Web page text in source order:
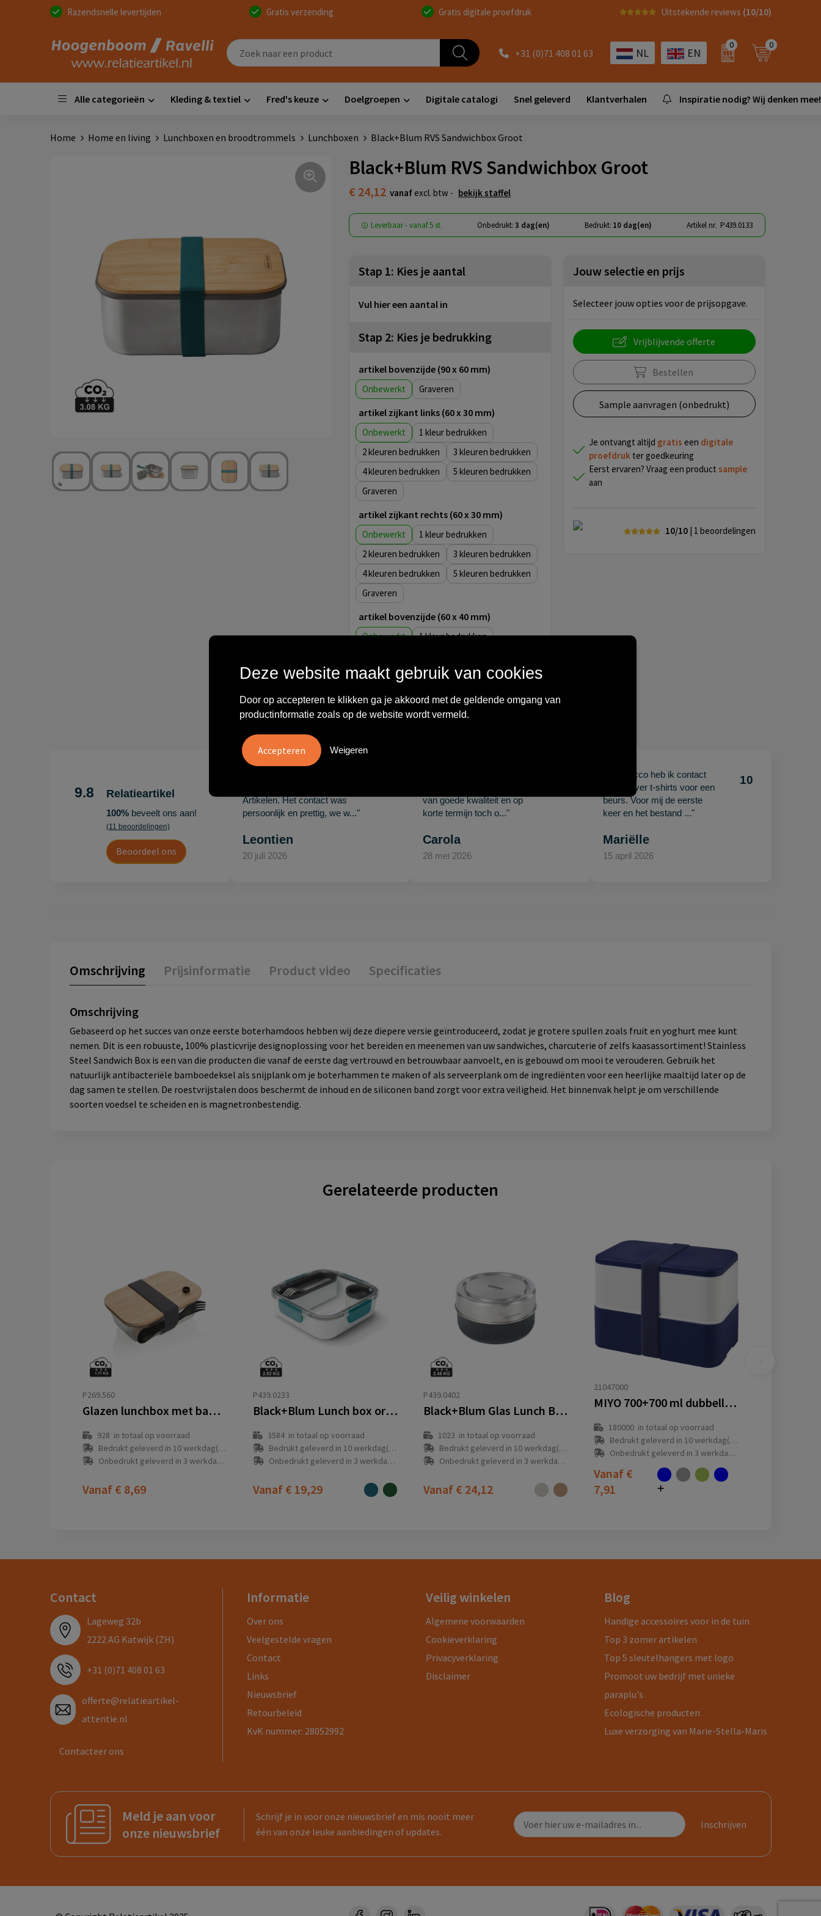
Razendsnelle levertijden Gratis verzending Gratis digitale proefdruk Uitstekende reviews (10/10)
+31 (0)71 408 01 63 NL EN
0 0
Alle categorieën Kleding & textiel Fred's keuze Doelgroepen Digitale catalogi Snel geleverd Klantverhalen Inspiratie nodig? Wij denken mee!
Home Home en living Lunchboxen en broodtrommels Lunchboxen Black+Blum RVS Sandwichbox Groot
Black+Blum RVS Sandwichbox Groot
€ 24,12 vanaf excl. btw - bekijk staffel
Leverbaar-vanaf5 st. Onbedrukt:3 dag(en) Bedrukt: 10 dag(en) Artikel nr. P439.0133
Stap 1: Kies je aantal
Vul hier een aantal in
Stap 2: Kies je bedrukking
artikel bovenzijde (90 x 60 mm)
Onbewerkt Graveren
artikel zijkant links (60 x 30 mm)
Onbewerkt
1
2
3
4
5
Graveren
artikel zijkant rechts (60 x 30 mm)
Onbewerkt
1
2
3
4
5
Graveren
artikel bovenzijde (60 x 40 mm)
Onbewerkt
1
4
5
Jouw selectie en prijs
Selecteer jouw opties voor de prijsopgave.
Vrijblijvende offerte
Bestellen
Sample aanvragen (onbedrukt)
Je ontvangt altijd gratis een digitale
proefdrukter goedkeuring
Eerst ervaren? Vraag een product sample
aan
10/10 | 1 beoordelingen
Wat anderen zeggen
9.8 Relatieartikel
100%beveelt ons aan!
(11 beoordelingen)
Beoordeel ons
Artikelen. Het contact was
persoonlijk en prettig, we w..."
Leontien
20 juli 2026
van goede kwaliteit en op
korte termijn toch o..."
Carola
28 mei 2026
"Met Jacco heb ik contact
gehad over t-shirts voor een
beurs. Voor mij de eerste
keer en het bestand ..."
10
Mariëlle
15 april 2026
Omschrijving Prijsinformatie Product video Specificaties
Omschrijving
Gebaseerd op het succes van onze eerste boterhamdoos hebben wij deze diepere versie geïntroduceerd, zodat je grotere spullen zoals fruit en yoghurt mee kunt
nemen. Dit is een robuuste, 100% plasticvrije designoplossing voor het bereiden en meenemen van uw sandwiches, charcuterie of zelfs kaasassortiment! Stainless
Steel Sandwich Box is een van die producten die vanaf de eerste dag vertrouwd en betrouwbaar aanvoelt, en is gebouwd om mooi te verouderen. Gebruik het
natuurlijk antibacteriële bamboedeksel als snijplank om je boterhammen te maken of als serveerplank om de ingrediënten voor een heerlijke maaltijd later op de
dag samen te stellen. De roestvrijstalen doos beschermt de inhoud en de siliconen band zorgt voor extra veiligheid. Het binnenvak helpt je om verschillende
soorten voedsel te scheiden en is magnetronbestendig.
Gerelateerde producten
P269.560
Glazen lunchbox met bamboe deksel
928 in totaal op voorraad
Bedrukt geleverd in 10 werkdag(en)
Onbedrukt geleverd in 3 werkdag(en)
Vanaf € 8,69
P439.0233
Black+Blum Lunch box origineel
3584in totaal op voorraad
Bedrukt geleverd in 10 werkdag(en)
Onbedrukt geleverd in 3 werkdag(en)
Vanaf € 19,29
P439.0402
Black+Blum Glas Lunch Bowl 750ml
1023 in totaal op voorraad
Bedrukt geleverd in 10 werkdag(en)
Onbedrukt geleverd in 3 werkdag(en)
Vanaf € 24,12
21047000
MIYO 700+700 ml dubbellaagse lunchbox
180000 in totaal op voorraad
Bedrukt geleverd in 10 werkdag(en)
Onbedrukt geleverd in 3 werkdag(en)
Vanaf €
7,91
Contact
Lageweg 32b
2222 AG Katwijk (ZH)
+31 (0)71 408 01 63
offerte@relatieartikel-
attentie.nl
Contacteer ons
Informatie
Over ons
Veelgestelde vragen
Contact
Links
Nieuwsbrief
Retourbeleid
KvK nummer: 28052992
Veilig winkelen
Algemene voorwaarden
Cookieverklaring
Privacyverklaring
Disclaimer
Blog
Handige accessoires voor in de tuin
Top 3 zomer artikelen
Top 5 sleutelhangers met logo
Promoot uw bedrijf met unieke
paraplu's
Ecologische producten
Luxe verzorging van Marie-Stella-Maris
Meld je aan voor
onze nieuwsbrief
Schrijf je in voor onze nieuwsbrief en mis nooit meer
één van onze leuke aanbiedingen of updates.
Deze website maakt gebruik van cookies
Door op accepteren te klikken ga je akkoord met de geldende omgang van
productinformatie zoals op de website wordt vermeld.
Weigeren